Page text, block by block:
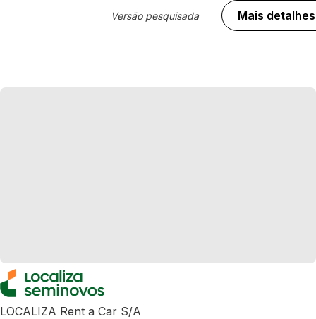
Versão pesquisada Mais detalhes
LOCALIZA Rent a Car S/A